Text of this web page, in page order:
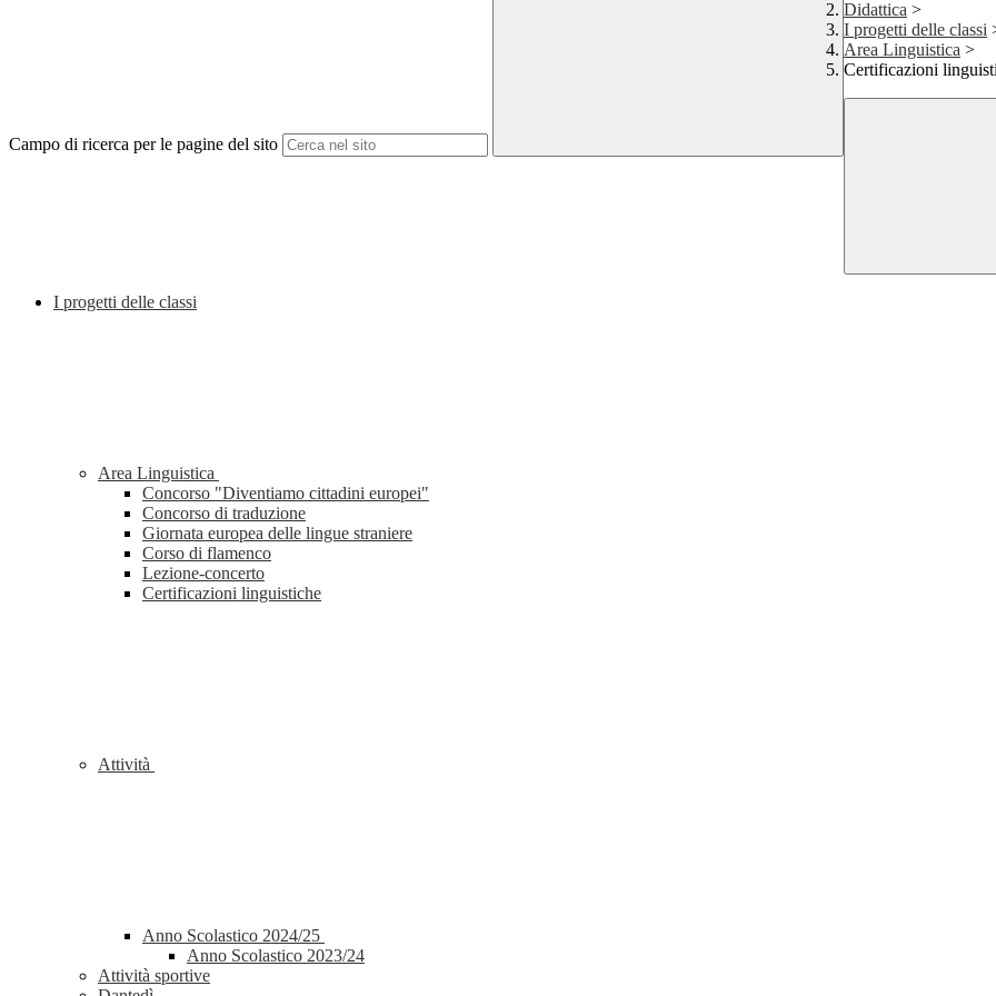
Campo di ricerca per le pagine del sito
Didattica >
I progetti delle classi
Area Linguistica >
Certificazioni
I progetti delle classi
Area Linguistica
Concorso "Diventiamo cittadini europei"
Concorso di traduzione
Giornata europea delle lingue straniere
Corso di flamenco
Lezione-concerto
Certificazioni linguistiche
Attività
Anno Scolastico 2024/25
Anno Scolastico 2023/24
Attività sportive